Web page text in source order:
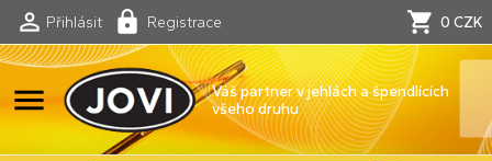
Přihlásit Registrace 0 CZK
menu
Váš partner v jehlách a špendlících
všeho druhu